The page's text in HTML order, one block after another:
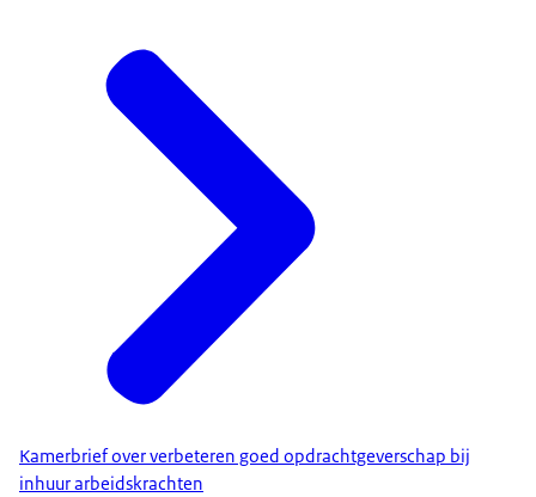
Kamerbrief over verbeteren goed opdrachtgeverschap bij
inhuur arbeidskrachten